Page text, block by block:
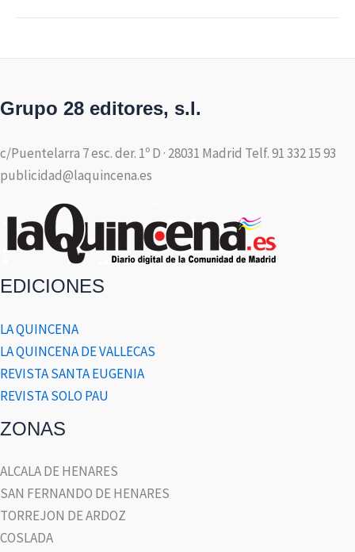
Grupo 28 editores, s.l.
c/Puentelarra 7 esc. der. 1º D · 28031 Madrid Telf. 91 332 15 93
publicidad@laquincena.es
EDICIONES
LA QUINCENA
LA QUINCENA DE VALLECAS
REVISTA SANTA EUGENIA
REVISTA SOLO PAU
ZONAS
ALCALA DE HENARES
SAN FERNANDO DE HENARES
TORREJON DE ARDOZ
COSLADA